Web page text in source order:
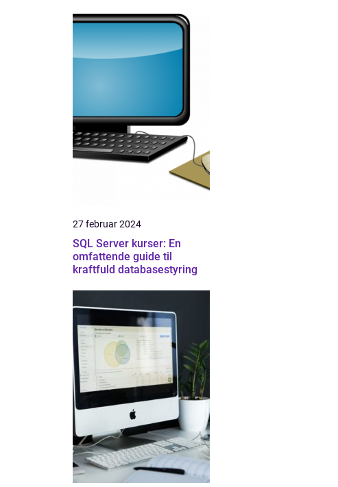
27 februar 2024
SQL Server kurser: En
omfattende guide til
kraftfuld databasestyring